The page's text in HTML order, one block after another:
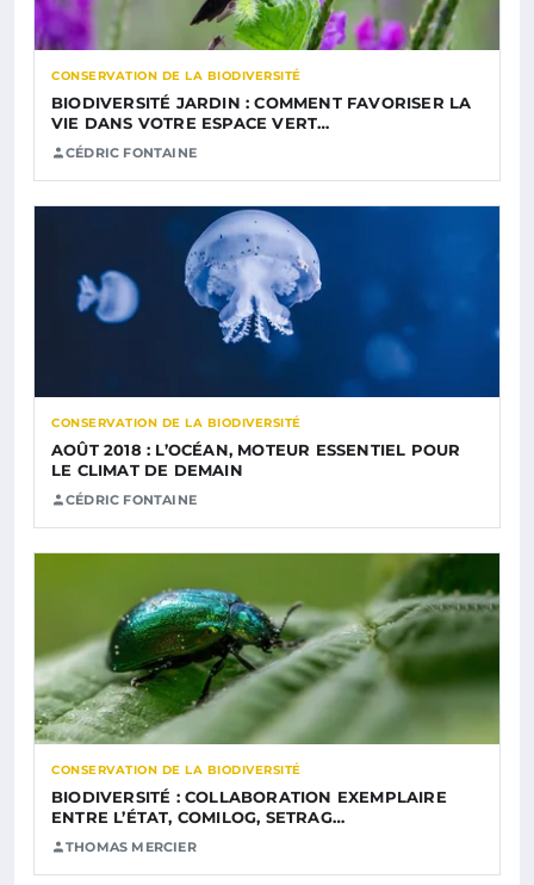
CONSERVATION DE LA BIODIVERSITÉ
BIODIVERSITÉ JARDIN : COMMENT FAVORISER LA
VIE DANS VOTRE ESPACE VERT…
CÉDRIC FONTAINE
CONSERVATION DE LA BIODIVERSITÉ
AOÛT 2018 : L’OCÉAN, MOTEUR ESSENTIEL POUR
LE CLIMAT DE DEMAIN
CÉDRIC FONTAINE
CONSERVATION DE LA BIODIVERSITÉ
BIODIVERSITÉ : COLLABORATION EXEMPLAIRE
ENTRE L’ÉTAT, COMILOG, SETRAG…
THOMAS MERCIER